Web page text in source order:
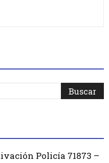
Policía 71873 –